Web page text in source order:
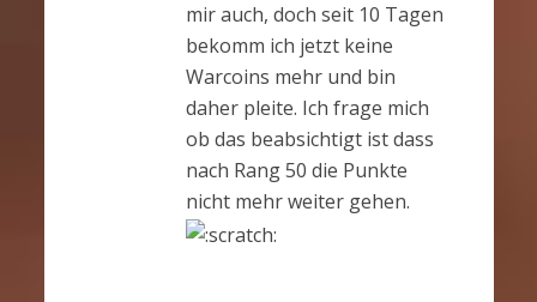
mir auch, doch seit 10 Tagen
bekomm ich jetzt keine
Warcoins mehr und bin
daher pleite. Ich frage mich
ob das beabsichtigt ist dass
nach Rang 50 die Punkte
nicht mehr weiter gehen.